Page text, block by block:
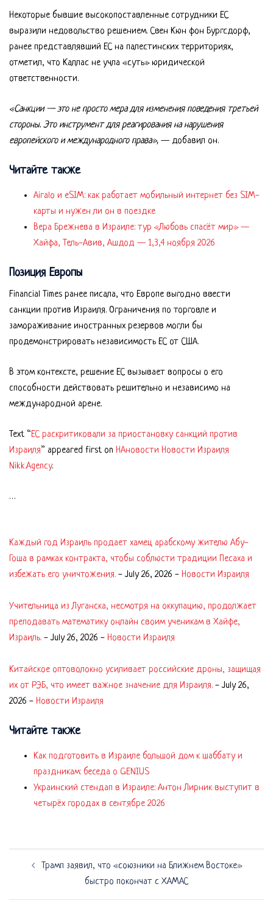
Некоторые бывшие высокопоставленные сотрудники ЕС
выразили недовольство решением. Свен Кюн фон Бургсдорф,
ранее представлявший ЕС на палестинских территориях,
отметил, что Каллас не учла «суть» юридической
ответственности.
«Санкции — это не просто мера для изменения поведения третьей
стороны. Это инструмент для реагирования на нарушения
европейского и международного права», — добавил он.
Читайте также
Airalo и eSIM: как работает мобильный интернет без SIM-
карты и нужен ли он в поездке
Вера Брежнева в Израиле: тур «Любовь спасёт мир» —
Хайфа, Тель-Авив, Ашдод — 1,3,4 ноября 2026
Позиция Европы
Financial Times ранее писала, что Европе выгодно ввести
санкции против Израиля. Ограничения по торговле и
замораживание иностранных резервов могли бы
продемонстрировать независимость ЕС от США.
В этом контексте, решение ЕС вызывает вопросы о его
способности действовать решительно и независимо на
международной арене.
Text “ЕС раскритиковали за приостановку санкций против
Израиля” appeared first on НАновости Новости Израиля
Nikk.Agency.
…
Каждый год Израиль продает хамец арабскому жителю Абу-
Гоша в рамках контракта, чтобы соблюсти традиции Песаха и
избежать его уничтожения. -July 26, 2026 - Новости Израиля
Учительница из Луганска, несмотря на оккупацию, продолжает
преподавать математику онлайн своим ученикам в Хайфе,
Израиль. -July 26, 2026 - Новости Израиля
Китайское оптоволокно усиливает российские дроны, защищая
их от РЭБ, что имеет важное значение для Израиля. -July 26,
2026 - Новости Израиля
Читайте также
Как подготовить в Израиле большой дом к шаббату и
праздникам: беседа о GENIUS
Украинский стендап в Израиле: Антон Лирник выступит в
четырёх городах в сентябре 2026
Трамп заявил, что «союзники на Ближнем Востоке»
быстро покончат с ХАМАС